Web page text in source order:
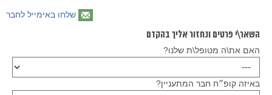
שלחו באימייל לחבר
השאר\י פרטים ונחזור אליך בהקדם
האם את\ה מטופל\ת שלנו?
באיזה קופ״ח חבר המתעניין?